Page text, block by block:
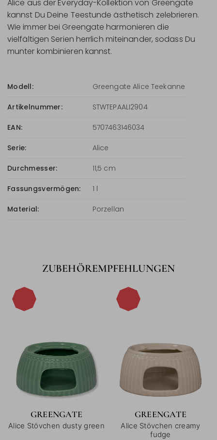
Alice aus der Everyday-Kollektion von Greengate
kannst Du Deine Teestunde ästhetisch zelebrieren.
Wie immer bei Greengate harmonieren die
vielfältigen Serien herrlich miteinander, sodass Du
munter kombinieren kannst.
Modell: Greengate Alice Teekanne
Artikelnummer: STWTEPAALI2904
EAN: 5707463146034
Serie: Alice
Durchmesser: 11,5 cm
Fassungsvermögen: 1 l
Material: Porzellan
ZUBEHÖREMPFEHLUNGEN
GREENGATE
Alice Stövchen dusty green
GREENGATE
Alice Stövchen creamy
fudge